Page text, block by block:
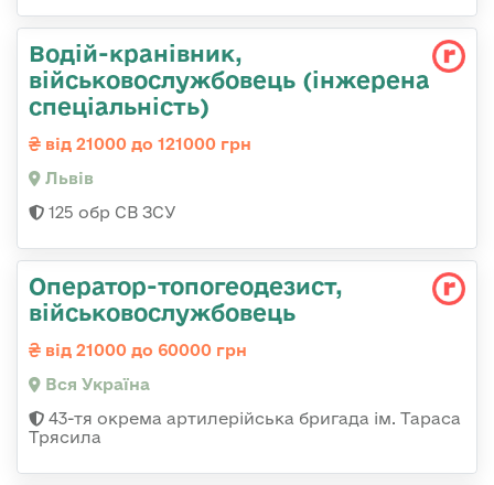
Водій-кранівник,
військовослужбовець (інжерена
спеціальність)
від 21000 до 121000 грн
Львів
125 обр СВ ЗСУ
Оператор-топогеодезист,
військовослужбовець
від 21000 до 60000 грн
Вся Україна
43-тя окрема артилерійська бригада ім. Тараса
Трясила